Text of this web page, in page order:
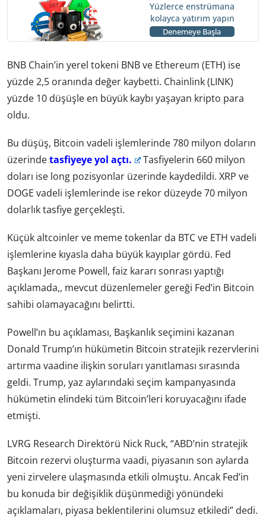
Yüzlerce enstrümana
kolayca yatırım yapın
Denemeye Başla
BNB Chain’in yerel tokeni BNB ve Ethereum (ETH) ise
yüzde 2,5 oranında değer kaybetti. Chainlink (LINK)
yüzde 10 düşüşle en büyük kaybı yaşayan kripto para
oldu.
Bu düşüş, Bitcoin vadeli işlemlerinde 780 milyon doların
üzerindetasfiyeye yol açtı.
Tasfiyelerin 660 milyon
doları ise long pozisyonlar üzerinde kaydedildi. XRP ve
DOGE vadeli işlemlerinde ise rekor düzeyde 70 milyon
dolarlık tasfiye gerçekleşti.
Küçük altcoinler ve meme tokenlar da BTC ve ETH vadeli
işlemlerine kıyasla daha büyük kayıplar gördü. Fed
Başkanı Jerome Powell, faiz kararı sonrası yaptığı
açıklamada,, mevcut düzenlemeler gereği Fed’in Bitcoin
sahibi olamayacağını belirtti.
Powell’ın bu açıklaması, Başkanlık seçimini kazanan
Donald Trump’ın hükümetin Bitcoin stratejik rezervlerini
artırma vaadine ilişkin soruları yanıtlaması sırasında
geldi. Trump, yaz aylarındaki seçim kampanyasında
hükümetin elindeki tüm Bitcoin’leri koruyacağını ifade
etmişti.
LVRG Research Direktörü Nick Ruck, “ABD’nin stratejik
Bitcoin rezervi oluşturma vaadi, piyasanın son aylarda
yeni zirvelere ulaşmasında etkili olmuştu. Ancak Fed’in
bu konuda bir değişiklik düşünmediği yönündeki
açıklamaları, piyasa beklentilerini olumsuz etkiledi” dedi.